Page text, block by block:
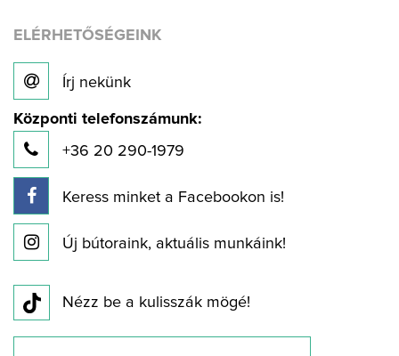
ELÉRHETŐSÉGEINK
Írj nekünk
Központi telefonszámunk:
+36 20 290-1979
Keress minket a Facebookon is!
Új bútoraink, aktuális munkáink!
Nézz be a kulisszák mögé!